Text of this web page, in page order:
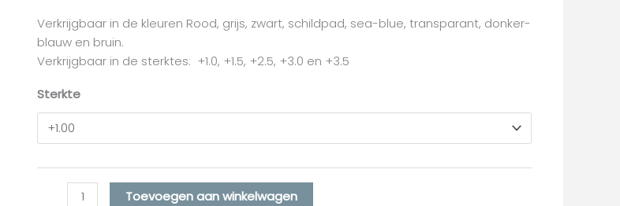
Verkrijgbaar in de kleuren Rood, grijs, zwart, schildpad, sea-blue, transparant, donker-
blauw en bruin.
Verkrijgbaar in de sterktes: +1.0, +1.5, +2.5, +3.0 en +3.5
Sterkte
Toevoegen aan winkelwagen